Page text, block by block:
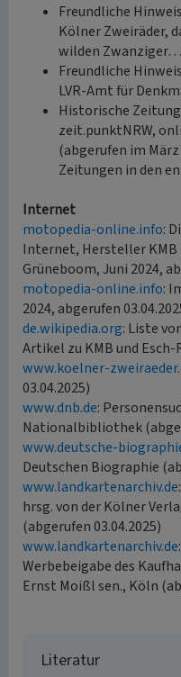
Freundliche
Kölner Zweiräder,
wilden
Freundliche
LVR-Amt für
Historische
zeit.punktNRW,
(abgerufen im
Zeitungen in den
Internet
motopedia-online.info:
Internet, Hersteller KMB
Grüneboom, Juni 2024,
motopedia-online.info:
2024, abgerufen
de.wikipedia.org: Liste
Artikel zu KMB und Esch-
www.koelner-
03.04.2025)
www.dnb.de:
Nationalbibliothek
www.deutsche-
Deutschen Biographie
www.landkartenarchiv.de
hrsg. von der Kölner
(abgerufen 03.04.2025)
www.landkartenarchiv.de
Werbebeigabe des
Ernst Moißl sen., Köln
Literatur